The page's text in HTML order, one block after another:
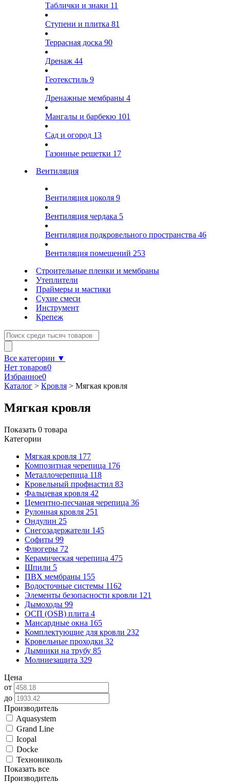
Таблички и знаки 11
Ступени и плитка 81
Террасная доска 90
Дренаж 44
Геотекстиль 9
Дренажные мембраны 4
Мангалы и барбекю 101
Сад и огород 13
Газонные решетки 17
Вентиляция
Вентиляция цоколя 9
Вентиляция чердака 5
Вентиляция подкровельного пространства 46
Вентиляция помещений 253
Строительные пленки и мембраны
Утеплители
Праймеры и мастики
Сухие смеси
Инструмент
Крепеж
Все категории ▼
Нет товаров0
Избранное0
Каталог > Кровля > Мягкая кровля
Мягкая кровля
Показать 0 товара
Категории
Мягкая кровля 177
Композитная черепица 176
Металлочерепица 118
Кровельный профнастил 83
Фальцевая кровля 42
Цементно-песчаная черепица 36
Рулонная кровля 251
Ондулин 25
Снегозадержатели 145
Софиты 99
Флюгеры 72
Керамическая черепица 475
Шпили 5
ПВХ мембраны 155
Водосточные системы 1162
Элементы безопасности кровли 121
Дымоходы 99
ОСП (OSB) плита 4
Мансардные окна 165
Комплектующие для кровли 232
Кровельные проходки 32
Дымники на трубу 85
Молниезащита 329
Цена
от
до
Производитель
Aquasystem
Grand Line
Icopal
Docke
Технониколь
Показать все
Производитель